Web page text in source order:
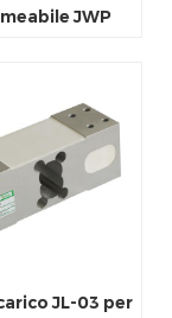
JWP
JL-03 per